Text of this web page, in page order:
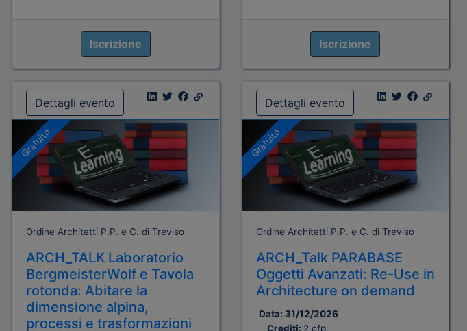
Iscrizione Iscrizione
Dettagli evento
Gratuito
Ordine Architetti P.P. e C. di Treviso
ARCH_TALK Laboratorio
BergmeisterWolf e Tavola
rotonda: Abitare la
dimensione alpina,
processi e trasformazioni
Dettagli evento
Gratuito
Ordine Architetti P.P. e C. di Treviso
ARCH_Talk PARABASE
Oggetti Avanzati: Re-Use in
Architecture on demand
Data: 31/12/2026
Crediti: 2 cfp